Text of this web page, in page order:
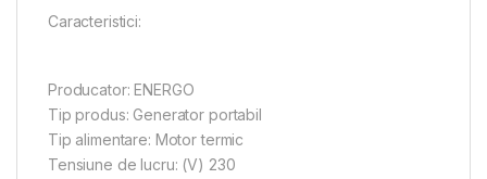
Caracteristici:
Producator: ENERGO
Tip produs: Generator portabil
Tip alimentare: Motor termic
Tensiune de lucru: (V) 230